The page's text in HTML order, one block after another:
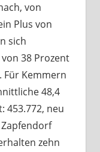
von
Plus von
sich
38 Prozent
Für Kemmern
48,4
453.772, neu
zehn